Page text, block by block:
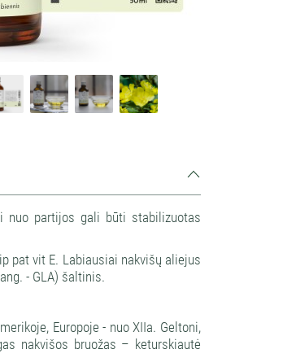
nuo partijos gali būti stabilizuotas
pat vit E. Labiausiai nakvišų aliejus
- GLA) šaltinis.
Europoje - nuo XIIa. Geltoni,
nakvišos bruožas – keturskiautė